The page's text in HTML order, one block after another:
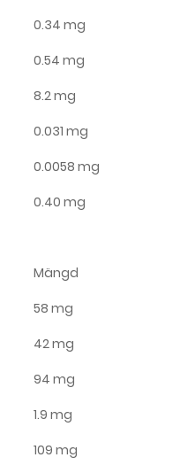
0.34 mg
0.54 mg
8.2 mg
0.031 mg
0.0058 mg
0.40 mg
Mängd
58 mg
42 mg
94 mg
1.9 mg
109 mg